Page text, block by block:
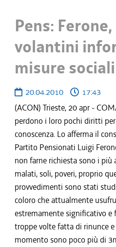
Pens:
volantini
misure sociali
20.04.2010
17:43
(ACON) Trieste, 20 apr -
perdono i loro pochi diritti per
conoscenza. Lo afferma il
Partito Pensionati Luigi
non farne richiesta sono i più
malati, soli, poveri, proprio
provvedimenti sono stati
coloro che attualmente
estremamente significativo e
troppe volte fatta di rinunce e
momento sono poco più di